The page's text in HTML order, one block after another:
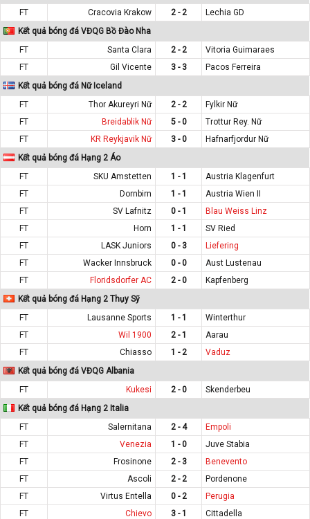
FT
Cracovia Krakow 2 - 2
Lechia GD
Kết quả bóng đá VĐQG Bồ Đào Nha
FT
Santa Clara 2 - 2
Vitoria Guimaraes
FT
Gil Vicente 3 - 3
Pacos Ferreira
Kết quả bóng đá Nữ Iceland
FT
Thor Akureyri Nữ 2 - 2
Fylkir Nữ
FT
Breidablik Nữ 5 - 0
Trottur Rey. Nữ
FT
KR Reykjavik Nữ 3 - 0
Hafnarfjordur Nữ
Kết quả bóng đá Hạng 2 Áo
FT
SKU Amstetten 1 - 1
Austria Klagenfurt
FT
Dornbirn 1 - 1
Austria Wien II
FT
SV Lafnitz 0 - 1
Blau Weiss Linz
FT
Horn 1 - 1
SV Ried
FT
LASK Juniors 0 - 3
Liefering
FT
Wacker Innsbruck 0 - 0
Aust Lustenau
FT
Floridsdorfer AC 2 - 0
Kapfenberg
Kết quả bóng đá Hạng 2 Thụy Sỹ
FT
Lausanne Sports 1 - 1
Winterthur
FT
Wil 1900 2 - 1
Aarau
FT
Chiasso 1 - 2
Vaduz
Kết quả bóng đá VĐQG Albania
FT
Kukesi 2 - 0
Skenderbeu
Kết quả bóng đá Hạng 2 Italia
FT
Salernitana 2 - 4
Empoli
FT
Venezia 1 - 0
Juve Stabia
FT
Frosinone 2 - 3
Benevento
FT
Ascoli 2 - 2
Pordenone
FT
Virtus Entella 0 - 2
Perugia
FT
Chievo 3 - 1
Cittadella